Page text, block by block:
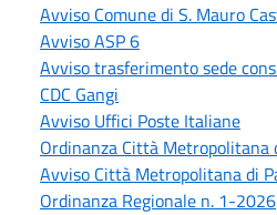
Avviso Comune di S. Mauro
Avviso ASP 6
Avviso trasferimento sede
CDC Gangi
Avviso Uffici Poste Italiane
Ordinanza Città Metropolitana
Avviso Città Metropolitana di
Ordinanza Regionale n. 1-2026